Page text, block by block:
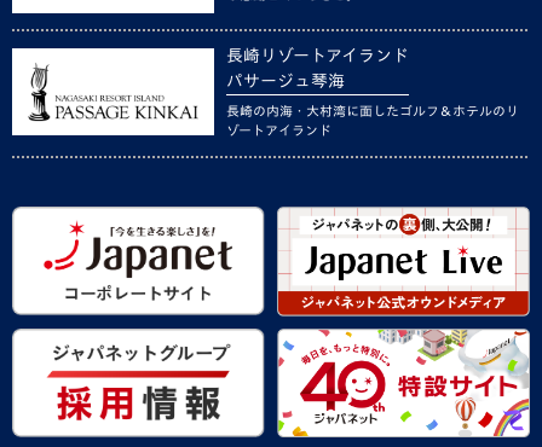
長崎リゾートアイランド
パサージュ琴海
長崎の内海・大村湾に面したゴルフ＆ホテルのリ
ゾートアイランド